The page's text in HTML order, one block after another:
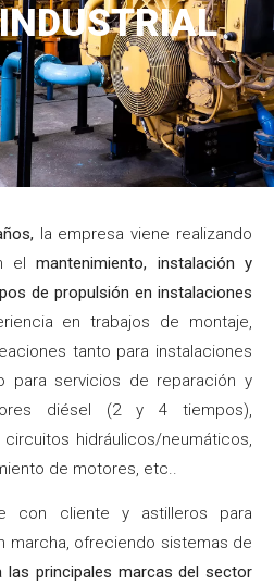
la empresa viene realizando
elmantenimiento, instalación y
de propulsión en instalaciones
en trabajos de montaje,
tanto para instalaciones
para servicios de reparación y
diésel (2 y 4 tiempos),
hidráulicos/neumáticos,
de motores, etc..
con cliente y astilleros para
marcha, ofreciendo sistemas de
principales marcas del sector